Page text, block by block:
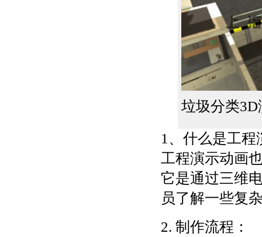
垃圾分类
1、什么是工程
工程演示动画
它是通过三维
员了解一些复
2. 制作流程：